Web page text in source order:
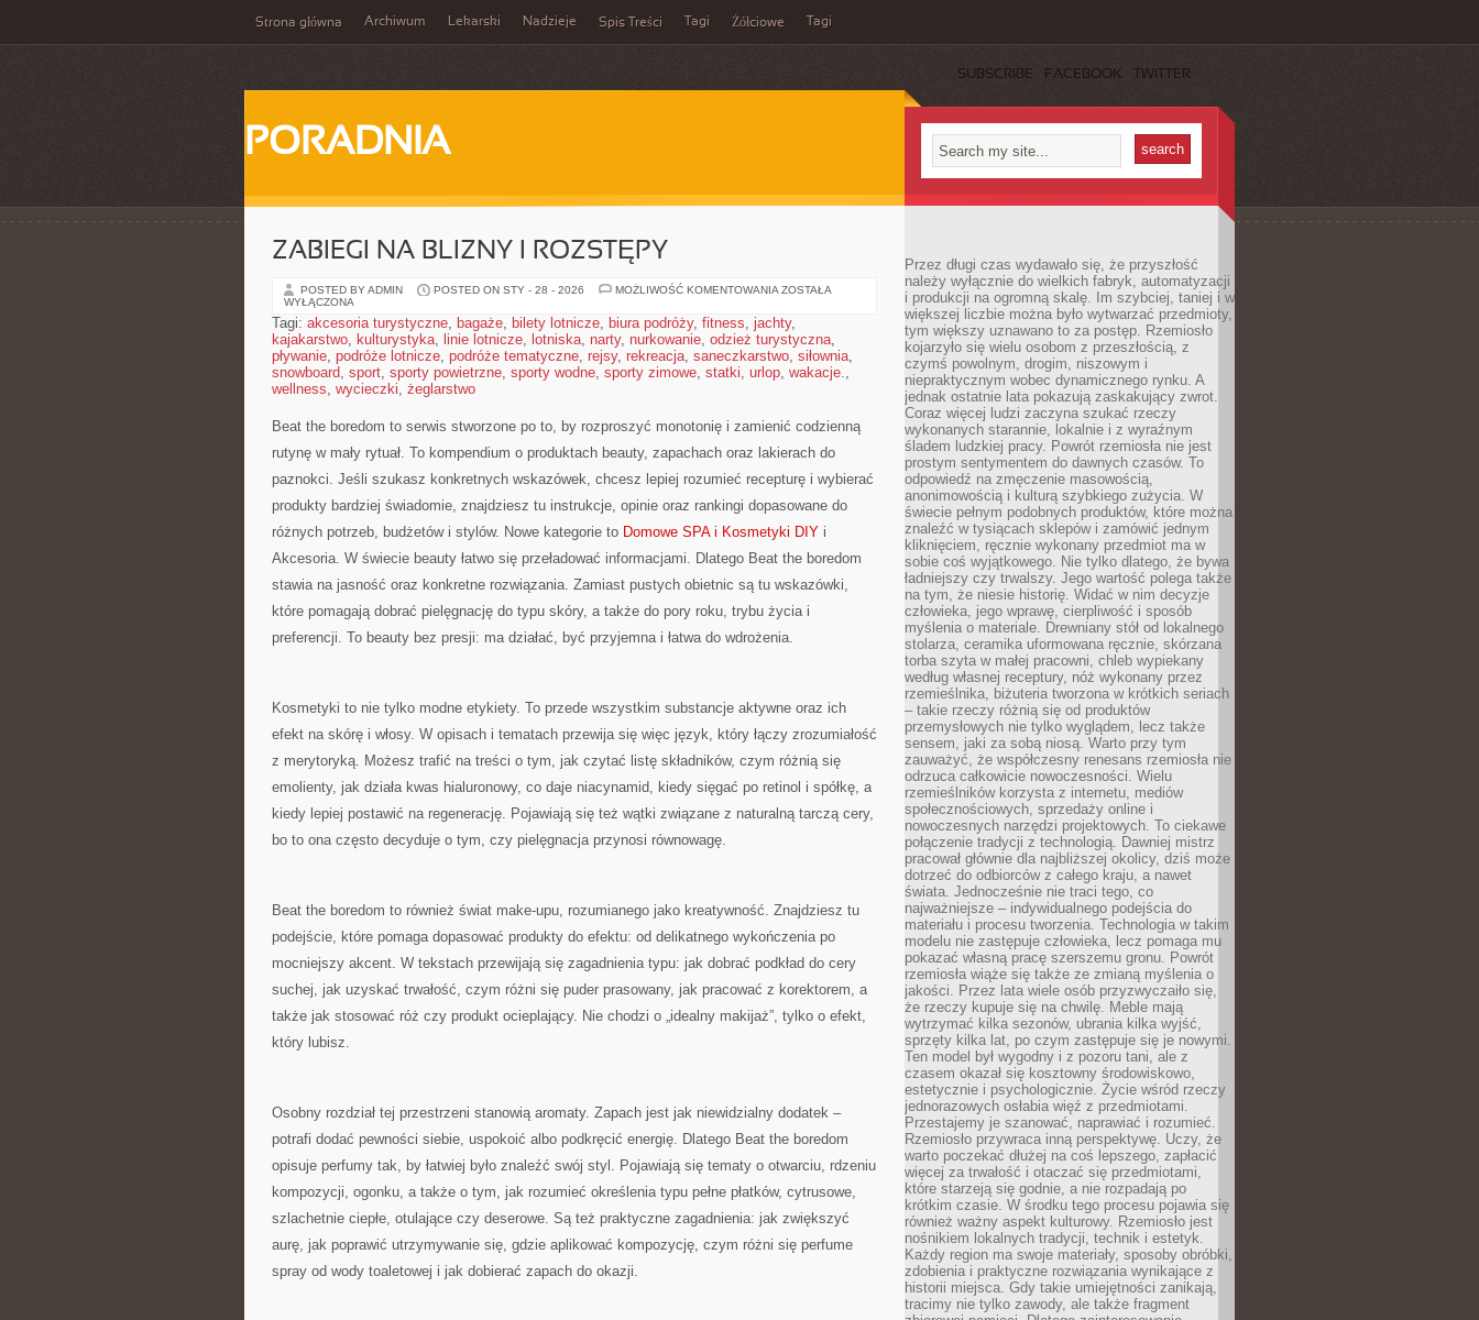
Strona główna Archiwum Lekarski Nadzieje Spis Treści Tagi Żółciowe Tagi
SUBSCRIBE FACEBOOK TWITTER
PORADNIA
ZABIEGI NA BLIZNY I ROZSTĘPY
POSTED BY ADMIN POSTED ON STY - 28 - 2026 MOŻLIWOŚĆ KOMENTOWANIA ZABIEGI
I
ROZSTĘPY
ZOSTAŁA
WYŁĄCZONA
Tagi: akcesoria turystyczne, bagaże, bilety lotnicze, biura podróży, fitness, jachty,
kajakarstwo, kulturystyka, linie lotnicze, lotniska, narty, nurkowanie, odzież turystyczna,
pływanie, podróże lotnicze, podróże tematyczne, rejsy, rekreacja, saneczkarstwo, siłownia,
snowboard, sport, sporty powietrzne, sporty wodne, sporty zimowe, statki, urlop, wakacje.,
wellness, wycieczki, żeglarstwo
Beat the boredom to serwis stworzone po to, by rozproszyć monotonię i zamienić codzienną
rutynę w mały rytuał. To kompendium o produktach beauty, zapachach oraz lakierach do
paznokci. Jeśli szukasz konkretnych wskazówek, chcesz lepiej rozumieć recepturę i wybierać
produkty bardziej świadomie, znajdziesz tu instrukcje, opinie oraz rankingi dopasowane do
różnych potrzeb, budżetów i stylów. Nowe kategorie to Domowe SPA i Kosmetyki DIY i
Akcesoria. W świecie beauty łatwo się przeładować informacjami. Dlatego Beat the boredom
stawia na jasność oraz konkretne rozwiązania. Zamiast pustych obietnic są tu wskazówki,
które pomagają dobrać pielęgnację do typu skóry, a także do pory roku, trybu życia i
preferencji. To beauty bez presji: ma działać, być przyjemna i łatwa do wdrożenia.
Kosmetyki to nie tylko modne etykiety. To przede wszystkim substancje aktywne oraz ich
efekt na skórę i włosy. W opisach i tematach przewija się więc język, który łączy zrozumiałość
z merytoryką. Możesz trafić na treści o tym, jak czytać listę składników, czym różnią się
emolienty, jak działa kwas hialuronowy, co daje niacynamid, kiedy sięgać po retinol i spółkę, a
kiedy lepiej postawić na regenerację. Pojawiają się też wątki związane z naturalną tarczą cery,
bo to ona często decyduje o tym, czy pielęgnacja przynosi równowagę.
Beat the boredom to również świat make-upu, rozumianego jako kreatywność. Znajdziesz tu
podejście, które pomaga dopasować produkty do efektu: od delikatnego wykończenia po
mocniejszy akcent. W tekstach przewijają się zagadnienia typu: jak dobrać podkład do cery
suchej, jak uzyskać trwałość, czym różni się puder prasowany, jak pracować z korektorem, a
także jak stosować róż czy produkt ocieplający. Nie chodzi o „idealny makijaż”, tylko o efekt,
który lubisz.
Osobny rozdział tej przestrzeni stanowią aromaty. Zapach jest jak niewidzialny dodatek –
potrafi dodać pewności siebie, uspokoić albo podkręcić energię. Dlatego Beat the boredom
opisuje perfumy tak, by łatwiej było znaleźć swój styl. Pojawiają się tematy o otwarciu, rdzeniu
kompozycji, ogonku, a także o tym, jak rozumieć określenia typu pełne płatków, cytrusowe,
szlachetnie ciepłe, otulające czy deserowe. Są też praktyczne zagadnienia: jak zwiększyć
aurę, jak poprawić utrzymywanie się, gdzie aplikować kompozycję, czym różni się perfume
spray od wody toaletowej i jak dobierać zapach do okazji.
Przez długi czas wydawało się, że przyszłość
należy wyłącznie do wielkich fabryk, automatyzacji
i produkcji na ogromną skalę. Im szybciej, taniej i w
większej liczbie można było wytwarzać przedmioty,
tym większy uznawano to za postęp. Rzemiosło
kojarzyło się wielu osobom z przeszłością, z
czymś powolnym, drogim, niszowym i
niepraktycznym wobec dynamicznego rynku. A
jednak ostatnie lata pokazują zaskakujący zwrot.
Coraz więcej ludzi zaczyna szukać rzeczy
wykonanych starannie, lokalnie i z wyraźnym
śladem ludzkiej pracy. Powrót rzemiosła nie jest
prostym sentymentem do dawnych czasów. To
odpowiedź na zmęczenie masowością,
anonimowością i kulturą szybkiego zużycia. W
świecie pełnym podobnych produktów, które można
znaleźć w tysiącach sklepów i zamówić jednym
kliknięciem, ręcznie wykonany przedmiot ma w
sobie coś wyjątkowego. Nie tylko dlatego, że bywa
ładniejszy czy trwalszy. Jego wartość polega także
na tym, że niesie historię. Widać w nim decyzje
człowieka, jego wprawę, cierpliwość i sposób
myślenia o materiale. Drewniany stół od lokalnego
stolarza, ceramika uformowana ręcznie, skórzana
torba szyta w małej pracowni, chleb wypiekany
według własnej receptury, nóż wykonany przez
rzemieślnika, biżuteria tworzona w krótkich seriach
– takie rzeczy różnią się od produktów
przemysłowych nie tylko wyglądem, lecz także
sensem, jaki za sobą niosą. Warto przy tym
zauważyć, że współczesny renesans rzemiosła nie
odrzuca całkowicie nowoczesności. Wielu
rzemieślników korzysta z internetu, mediów
społecznościowych, sprzedaży online i
nowoczesnych narzędzi projektowych. To ciekawe
połączenie tradycji z technologią. Dawniej mistrz
pracował głównie dla najbliższej okolicy, dziś może
dotrzeć do odbiorców z całego kraju, a nawet
świata. Jednocześnie nie traci tego, co
najważniejsze – indywidualnego podejścia do
materiału i procesu tworzenia. Technologia w takim
modelu nie zastępuje człowieka, lecz pomaga mu
pokazać własną pracę szerszemu gronu. Powrót
rzemiosła wiąże się także ze zmianą myślenia o
jakości. Przez lata wiele osób przyzwyczaiło się,
że rzeczy kupuje się na chwilę. Meble mają
wytrzymać kilka sezonów, ubrania kilka wyjść,
sprzęty kilka lat, po czym zastępuje się je nowymi.
Ten model był wygodny i z pozoru tani, ale z
czasem okazał się kosztowny środowiskowo,
estetycznie i psychologicznie. Życie wśród rzeczy
jednorazowych osłabia więź z przedmiotami.
Przestajemy je szanować, naprawiać i rozumieć.
Rzemiosło przywraca inną perspektywę. Uczy, że
warto poczekać dłużej na coś lepszego, zapłacić
więcej za trwałość i otaczać się przedmiotami,
które starzeją się godnie, a nie rozpadają po
krótkim czasie. W środku tego procesu pojawia się
również ważny aspekt kulturowy. Rzemiosło jest
nośnikiem lokalnych tradycji, technik i estetyk.
Każdy region ma swoje materiały, sposoby obróbki,
zdobienia i praktyczne rozwiązania wynikające z
historii miejsca. Gdy takie umiejętności zanikają,
tracimy nie tylko zawody, ale także fragment